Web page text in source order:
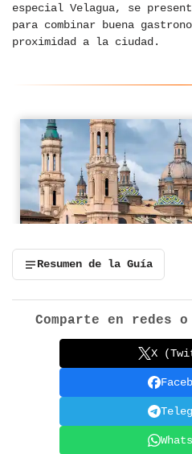
especial Velagua, se
para combinar buena
proximidad a la ciudad.
Resumen de la Guía
Comparte en redes
X